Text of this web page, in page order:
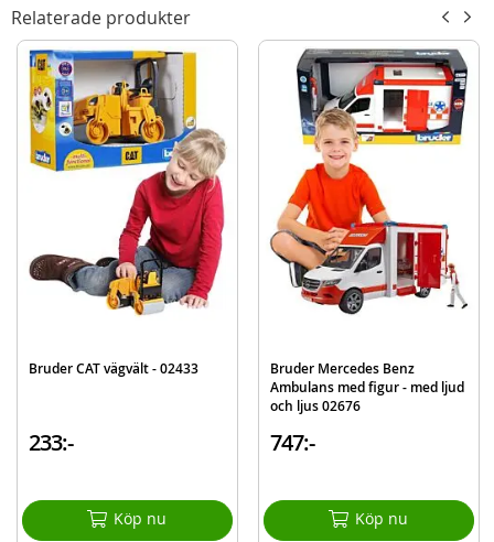
På baksidan sitter en scarifier som rör sig upp och ner
Riktiga kedjelänkar, inte gummiband
Nivålådans höjd och lutning kan justeras
Plats för en Bworld-figur (köps separat)
Innehåller:
Bruder CAT bulldozer
Mått förpackning: ca. 60 x 30 x 29 cm
Skala: 1:16
Material: plast (ABS)
Mer
Modell 02452
4001702024529
Varumärke Bruder
Relaterade produkter
Bruder CAT vägvält - 02433
233:-
Köp nu
Bruder Mercedes Benz
Ambulans med figur - med ljud
och ljus 02676
747:-
Köp nu